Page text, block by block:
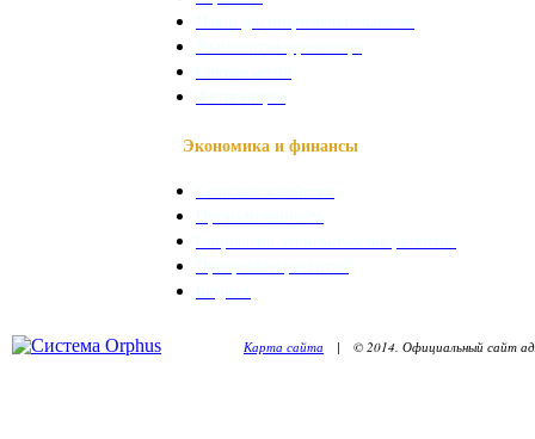
Экономика и финансы
Карта сайта | © 2014. Официальный сайт